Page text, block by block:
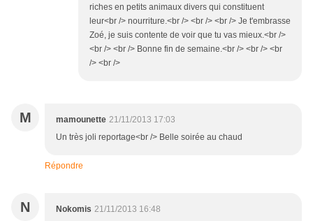
riches en petits animaux divers qui constituent
leur<br /> nourriture.<br /> <br /> <br /> Je t'embrasse
Zoé, je suis contente de voir que tu vas mieux.<br />
<br /> <br /> Bonne fin de semaine.<br /> <br /> <br
/> <br />
M mamounette 21/11/2013 17:03
Un très joli reportage<br /> Belle soirée au chaud
Répondre
N Nokomis 21/11/2013 16:48